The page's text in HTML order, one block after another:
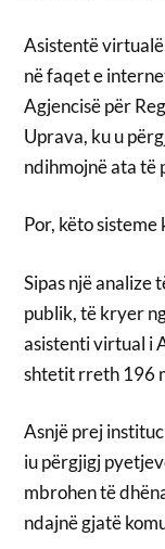
Asistentë
në faqet e
Agjencisë për
Uprava, ku u
ndihmojnë ata të
Por, këto sisteme
Sipas një analize
publik, të kryer
asistenti virtual i
shtetit rreth 196
Asnjë prej
iu përgjigj
mbrohen të
ndajnë gjatë